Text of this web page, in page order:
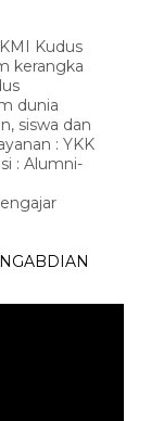
Kudus
kerangka
dunia
siswa dan
: YKK
: Alumni-